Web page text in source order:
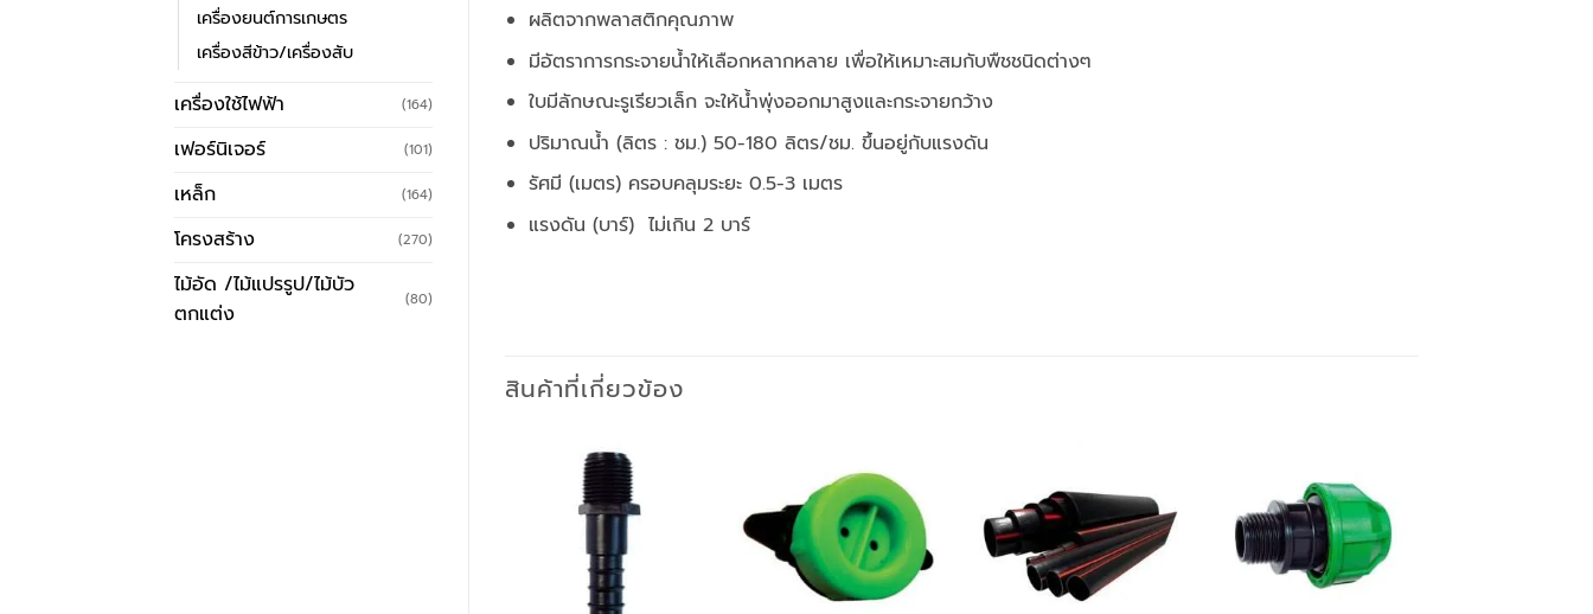
เครื่องยนต์การเกษตร
เครื่องสีข้าว/เครื่องสับ
เครื่องใช้ไฟฟ้า (164)
เฟอร์นิเจอร์ (101)
เหล็ก (164)
โครงสร้าง (270)
ไม้อัด /ไม้แปรรูป/ไม้บัว
ตกแต่ง
(80)
ผลิตจากพลาสติกคุณภาพ
มีอัตราการกระจายน้ำให้เลือกหลากหลาย เพื่อให้เหมาะสมกับพืชชนิดต่างๆ
ใบมีลักษณะรูเรียวเล็ก จะให้น้ำพุ่งออกมาสูงและกระจายกว้าง
ปริมาณน้ำ (ลิตร : ชม.) 50-180 ลิตร/ชม. ขึ้นอยู่กับแรงดัน
รัศมี (เมตร) ครอบคลุมระยะ 0.5-3 เมตร
แรงดัน (บาร์) ไม่เกิน 2 บาร์
สินค้าที่เกี่ยวข้อง